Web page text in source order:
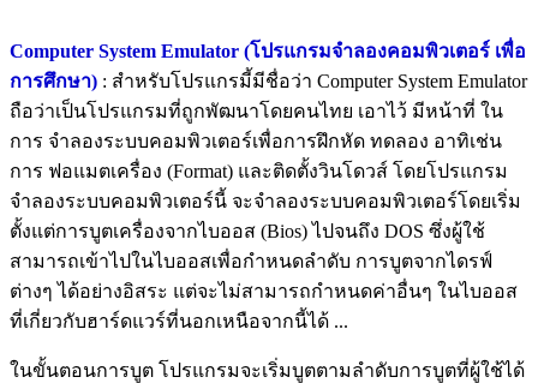
Computer System Emulator (โปรแกรมจําลองคอมพิวเตอร์ เพื่อ
การศึกษา) : สำหรับโปรแกรมี้มีชื่อว่า Computer System Emulator
ถือว่าเป็นโปรแกรมที่ถูกพัฒนาโดยคนไทย เอาไว้ มีหน้าที่ ใน
การ จำลองระบบคอมพิวเตอร์เพื่อการฝึกหัด ทดลอง อาทิเช่น
การ ฟอแมตเครื่อง (Format) และติดตั้งวินโดวส์ โดยโปรแกรม
จำลองระบบคอมพิวเตอร์นี้ จะจำลองระบบคอมพิวเตอร์โดยเริ่ม
ตั้งแต่การบูตเครื่องจากไบออส (Bios) ไปจนถึง DOS ซึ่งผู้ใช้
สามารถเข้าไปในไบออสเพื่อกำหนดลำดับ การบูตจากไดรฟ์
ต่างๆ ได้อย่างอิสระ แต่จะไม่สามารถกำหนดค่าอื่นๆ ในไบออส
ที่เกี่ยวกับฮาร์ดแวร์ที่นอกเหนือจากนี้ได้ ...
ในขั้นตอนการบูต โปรแกรมจะเริ่มบูตตามลำดับการบูตที่ผู้ใช้ได้